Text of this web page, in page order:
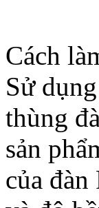
Cách
Sử
thùng
sản
của